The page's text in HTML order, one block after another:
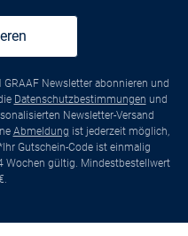
Newsletter abonnieren und
Datenschutzbestimmungen und
Newsletter-Versand
Abmeldung ist jederzeit möglich,
Gutschein-Code ist einmalig
Wochen gültig. Mindestbestellwert